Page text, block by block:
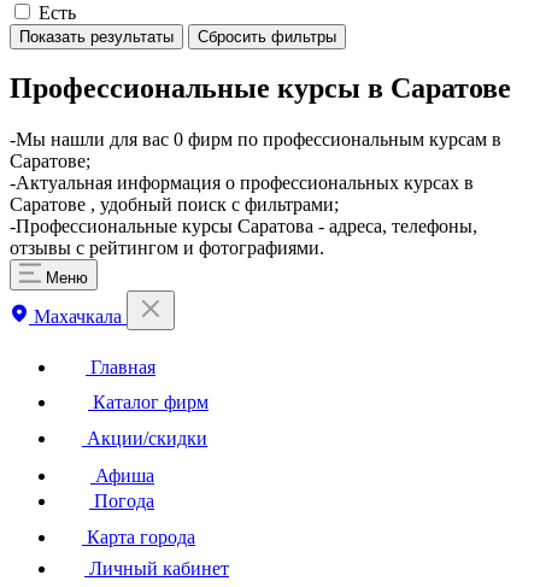
Есть
Показать результаты Сбросить фильтры
Профессиональные курсы в Саратове
-Мы нашли для вас 0 фирм по профессиональным курсам в
Саратове;
-Актуальная информация о профессиональных курсах в
Саратове , удобный поиск с фильтрами;
-Профессиональные курсы Саратова - адреса, телефоны,
отзывы с рейтингом и фотографиями.
Меню
Махачкала
Главная
Каталог фирм
Акции/скидки
Афиша
Погода
Карта города
Личный кабинет